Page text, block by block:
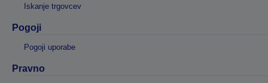
Iskanje trgovcev
Pogoji
Pogoji uporabe
Pravno